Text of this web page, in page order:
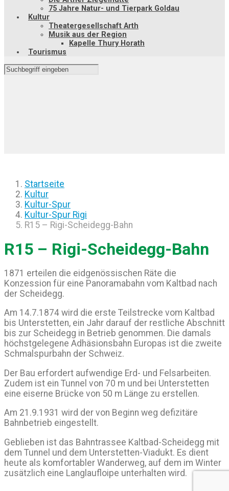
75 Jahre Natur- und Tierpark Goldau
Kultur
Theatergesellschaft Arth
Musik aus der Region
Kapelle Thury Horath
Tourismus
Startseite
Kultur
Kultur-Spur
Kultur-Spur Rigi
R15 – Rigi-Scheidegg-Bahn
R15 – Rigi-Scheidegg-Bahn
1871 erteilen die eidgenössischen Räte die
Konzession für eine Panoramabahn vom Kaltbad nach
der Scheidegg.
Am 14.7.1874 wird die erste Teilstrecke vom Kaltbad
bis Unterstetten, ein Jahr darauf der restliche Abschnitt
bis zur Scheidegg in Betrieb genommen. Die damals
höchstgelegene Adhäsionsbahn Europas ist die zweite
Schmalspurbahn der Schweiz.
Der Bau erfordert aufwendige Erd- und Felsarbeiten.
Zudem ist ein Tunnel von 70 m und bei Unterstetten
eine eiserne Brücke von 50 m Länge zu erstellen.
Am 21.9.1931 wird der von Beginn weg defizitäre
Bahnbetrieb eingestellt.
Geblieben ist das Bahntrassee Kaltbad-Scheidegg mit
dem Tunnel und dem Unterstetten-Viadukt. Es dient
heute als komfortabler Wanderweg, auf dem im Winter
zusätzlich eine Langlaufloipe unterhalten wird.